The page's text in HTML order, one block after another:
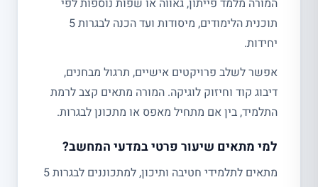
תוכנית הלימודים, מיסודות ועד הכנה לבגרות 5
יחידות.
אפשר לשלב פרויקטים אישיים, תרגול מבחנים,
דיבוג קוד וחיזוק לוגיקה. המורה מתאים קצב לרמת
התלמיד, בין אם מתחיל מאפס או מתכונן לבגרות.
למי מתאים שיעור פרטי במדעי המחשב?
מתאים לתלמידי חטיבה ותיכון, למתכוננים לבגרות 5